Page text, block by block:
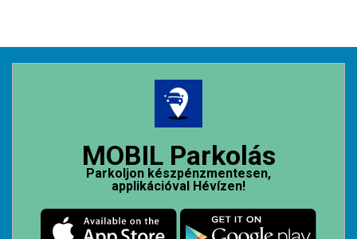
MOBIL Parkolás
Parkoljon készpénzmentesen,
applikációval Hévízen!